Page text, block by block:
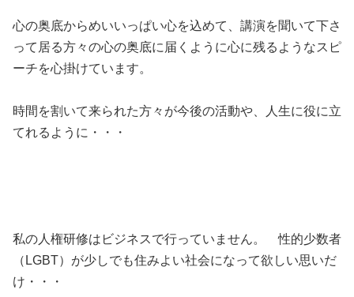
心の奥底からめいいっぱい心を込めて、講演を聞いて下さ
って居る方々の心の奥底に届くように心に残るようなスピ
ーチを心掛けています。
時間を割いて来られた方々が今後の活動や、人生に役に立
てれるように・・・
私の人権研修はビジネスで行っていません。 性的少数者
（LGBT）が少しでも住みよい社会になって欲しい思いだ
け・・・